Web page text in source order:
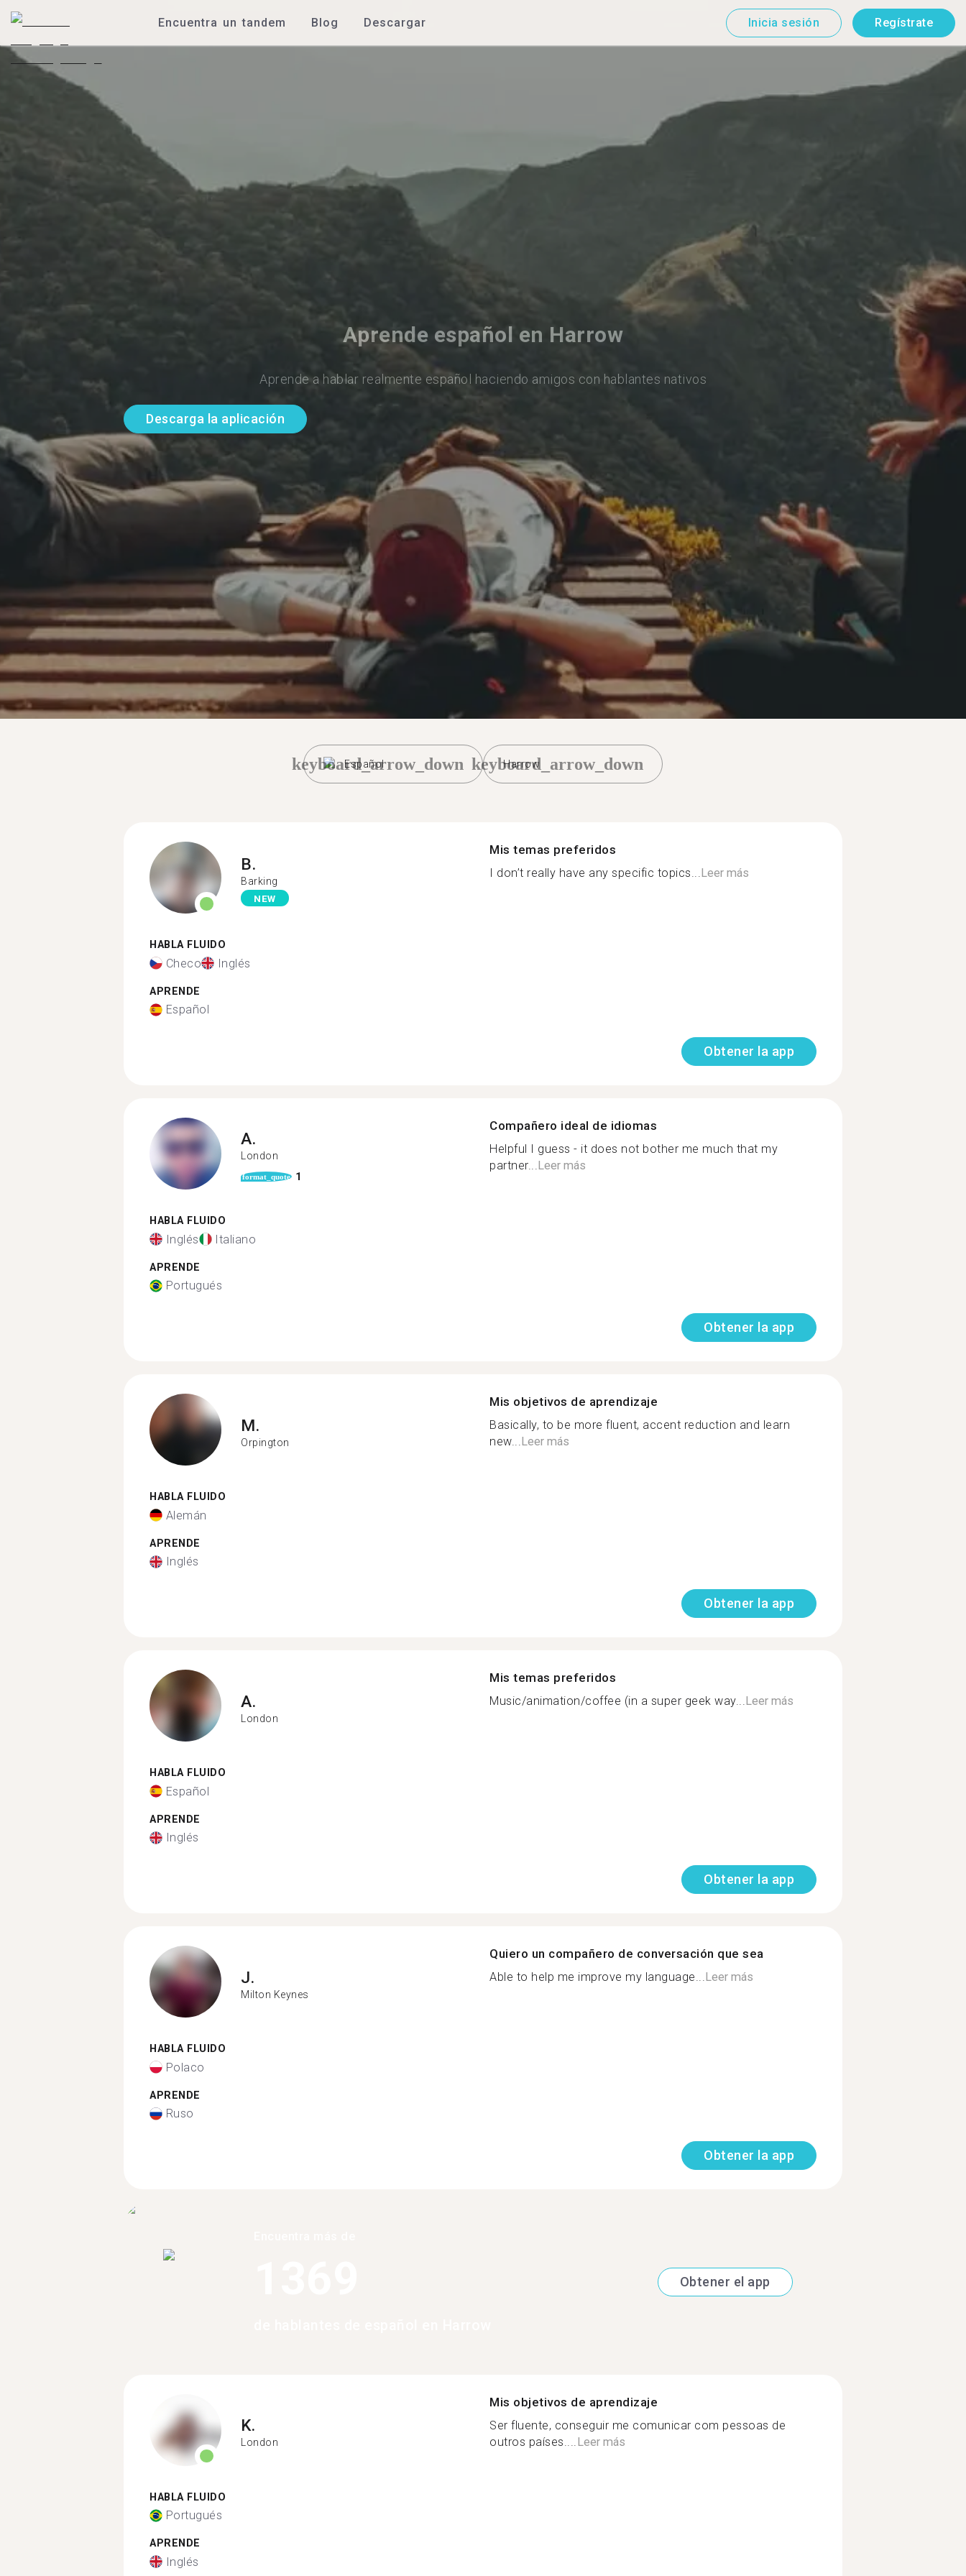
Encuentra un tandem Blog Descargar Inicia sesión Regístrate
Aprende español en Harrow
Aprende a hablar realmente español haciendo amigos con hablantes nativos
Descarga la aplicación
Español
keyboard_arrow_down Harrow
keyboard_arrow_down
B.
Barking
NEW
HABLA FLUIDO
Checo Inglés
APRENDE
Español
Mis temas preferidos
I don’t really have any specific topics...Leer más
Obtener la app
A.
London
format_quote 1
HABLA FLUIDO
Inglés Italiano
APRENDE
Portugués
Compañero ideal de idiomas
Helpful I guess - it does not bother me much that my
partner...Leer más
Obtener la app
M.
Orpington
HABLA FLUIDO
Alemán
APRENDE
Inglés
Mis objetivos de aprendizaje
Basically, to be more fluent, accent reduction and learn
new...Leer más
Obtener la app
A.
London
HABLA FLUIDO
Español
APRENDE
Inglés
Mis temas preferidos
Music/animation/coffee (in a super geek way...Leer más
Obtener la app
J.
Milton Keynes
HABLA FLUIDO
Polaco
APRENDE
Ruso
Quiero un compañero de conversación que sea
Able to help me improve my language...Leer más
Obtener la app
Obtener el app
K.
London
HABLA FLUIDO
Portugués
APRENDE
Inglés
Mis objetivos de aprendizaje
Ser fluente, conseguir me comunicar com pessoas de
outros países.... Leer más